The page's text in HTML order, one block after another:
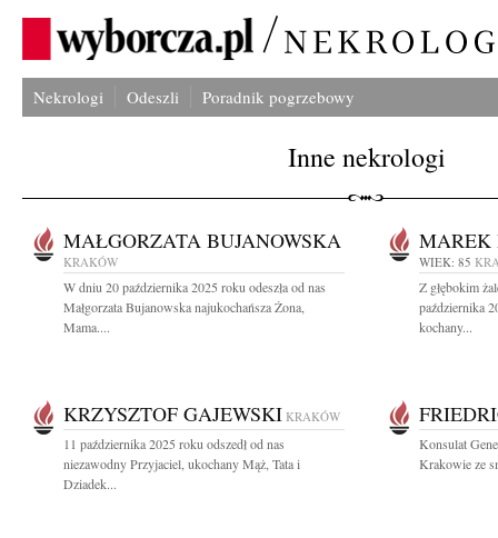
Nekrologi Odeszli Poradnik pogrzebowy
Inne nekrologi
MAŁGORZATA BUJANOWSKA
KRAKÓW
W dniu 20 października 2025 roku odeszła od nas
Małgorzata Bujanowska najukochańsza Żona,
Mama....
MAREK
WIEK: 85
Z głębokim
października
kochany...
KRZYSZTOF GAJEWSKI KRAKÓW
11 października 2025 roku odszedł od nas
niezawodny Przyjaciel, ukochany Mąż, Tata i
Dziadek...
Konsulat
Krakowie ze